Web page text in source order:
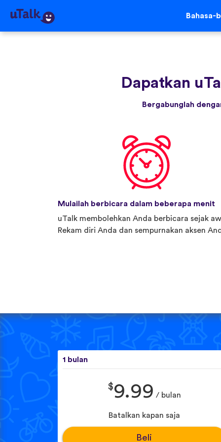
Bahasa-
Dapatkan
Bergabunglah
Mulailah berbicara dalam beberapa menit
uTalk membolehkan Anda berbicara sejak
Rekam diri Anda dan sempurnakan aksen
1 bulan
$9.99 / bulan
Batalkan kapan saja
Beli